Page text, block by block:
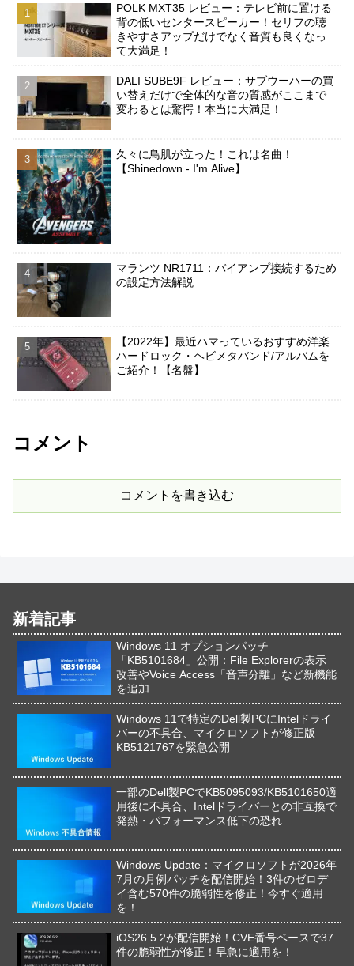
POLK MXT35 レビュー：テレビ前に置ける
背の低いセンタースピーカー！セリフの聴
きやすさアップだけでなく音質も良くなっ
て大満足！
DALI SUBE9F レビュー：サブウーハーの買
い替えだけで全体的な音の質感がここまで
変わるとは驚愕！本当に大満足！
久々に鳥肌が立った！これは名曲！
【Shinedown - I'm Alive】
マランツ NR1711：バイアンプ接続するため
の設定方法解説
【2022年】最近ハマっているおすすめ洋楽
ハードロック・ヘビメタバンド/アルバムを
ご紹介！【名盤】
コメント
コメントを書き込む
新着記事
Windows 11 オプションパッチ
「KB5101684」公開：File Explorerの表示
改善やVoice Access「音声分離」など新機能
を追加
Windows 11で特定のDell製PCにIntelドライ
バーの不具合、マイクロソフトが修正版
KB5121767を緊急公開
一部のDell製PCでKB5095093/KB5101650適
用後に不具合、Intelドライバーとの非互換で
発熱・パフォーマンス低下の恐れ
Windows Update：マイクロソフトが2026年
7月の月例パッチを配信開始！3件のゼロデ
イ含む570件の脆弱性を修正！今すぐ適用
を！
iOS26.5.2が配信開始！CVE番号ベースで37
件の脆弱性が修正！早急に適用を！